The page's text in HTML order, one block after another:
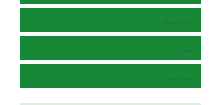
ارسال مقاله
داوران
تماس با ما